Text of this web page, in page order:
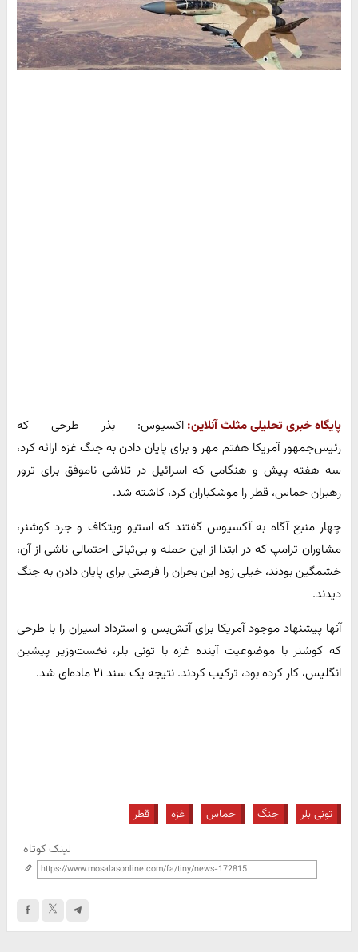
پایگاه خبری تحلیلی مثلث آنلاین: اکسیوس: بذر طرحی که
رئیس‌جمهور آمریکا هفتم مهر و برای پایان دادن به جنگ غزه ارائه کرد،
سه هفته پیش و هنگامی که اسرائیل در تلاشی ناموفق برای ترور
رهبران حماس، قطر را موشکباران کرد، کاشته شد.
چهار منبع آگاه به آکسیوس گفتند که استیو ویتکاف و جرد کوشنر،
مشاوران ترامپ که در ابتدا از این حمله و بی‌ثباتی احتمالی ناشی از آن،
خشمگین بودند، خیلی زود این بحران را فرصتی برای پایان دادن به جنگ
دیدند.
آنها پیشنهاد موجود آمریکا برای آتش‌بس و استرداد اسیران را با طرحی
که کوشنر با موضوعیت آینده غزه با تونی بلر، نخست‌وزیر پیشین
انگلیس، کار کرده بود، ترکیب کردند. نتیجه یک سند ۲۱ ماده‌ای شد.
تونی بلر جنگ حماس غزه قطر
لینک کوتاه